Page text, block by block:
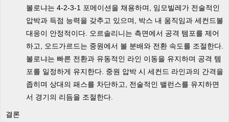
볼로냐는 4-2-3-1 포메이션을 채용하며, 임모빌레가 전술적인
압박과 득점 능력을 갖추고 있으며, 박스 내 움직임과 세컨드볼
대응이 안정적이다. 오르솔리니는 측면에서 공격 템포를 제어
하고, 오드가르드는 중원에서 볼 분배와 전환 속도를 조절한다.
볼로냐는 빠른 전환과 유동적인 라인 이동을 유지하며 공격 템
포를 일정하게 유지한다. 중원 압박 시 세컨드 라인과의 간격을
좁히며 상대의 패스를 차단하고, 전술적인 밸런스를 유지하면
서 경기의 리듬을 조절한다.
결론